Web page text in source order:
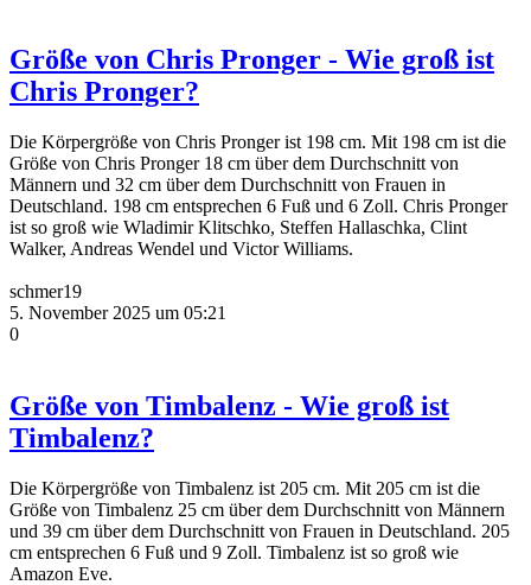
Größe von Chris Pronger - Wie groß ist
Chris Pronger?
Die Körpergröße von Chris Pronger ist 198 cm. Mit 198 cm ist die
Größe von Chris Pronger 18 cm über dem Durchschnitt von
Männern und 32 cm über dem Durchschnitt von Frauen in
Deutschland. 198 cm entsprechen 6 Fuß und 6 Zoll. Chris Pronger
ist so groß wie Wladimir Klitschko, Steffen Hallaschka, Clint
Walker, Andreas Wendel und Victor Williams.
schmer19
5. November 2025 um 05:21
0
Größe von Timbalenz - Wie groß ist
Timbalenz?
Die Körpergröße von Timbalenz ist 205 cm. Mit 205 cm ist die
Größe von Timbalenz 25 cm über dem Durchschnitt von Männern
und 39 cm über dem Durchschnitt von Frauen in Deutschland. 205
cm entsprechen 6 Fuß und 9 Zoll. Timbalenz ist so groß wie
Amazon Eve.